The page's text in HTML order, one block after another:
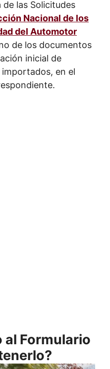
de las Solicitudes
Nacional de los
del Automotor
de los documentos
inicial de
en el
al Formulario